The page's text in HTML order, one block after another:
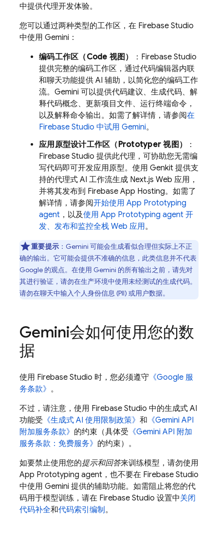
中提供代理开发体验。
您可以通过两种类型的工作区，在 Firebase Studio
中使用 Gemini ：
编码工作区（Code 视图） ： Firebase Studio
提供完整的编码工作区，通过代码编辑器内联
和聊天功能提供 AI 辅助，以简化您的编码工作
流。 Gemini 可以提供代码建议、生成代码、解
释代码概念、更新项目文件、运行终端命令，
以及解释命令输出。如需了解详情，请参阅在
Firebase Studio 中试用 Gemini。
应用原型设计工作区（Prototyper 视图）
：
Firebase Studio 提供此代理，可协助您无需编
写代码即可开发应用原型。使用 Genkit 提供支
持的代理式 AI 工作流生成 Next.js Web 应用，
并将其发布到 Firebase App Hosting。如需了
解详情，请参阅开始使用 App Prototyping
agent ，以及使用 App Prototyping agent 开
发、发布和监控全栈 Web 应用。
重要提示 ： Gemini 可能会生成看似合理但实际上不正
确的输出。它可能会提供不准确的信息，此类信息并不代表
Google 的观点。在使用 Gemini 的所有输出之前，请先对
其进行验证，请勿在生产环境中使用未经测试的生成代码。
请勿在聊天中输入个人身份信息 (PII) 或用户数据。
Gemini会如何使用您的数
据
使用 Firebase Studio 时，您必须遵守 《Google 服
务条款》 。
不过，请注意，使用 Firebase Studio 中的生成式 AI
功能受 《生成式 AI 使用限制政策》 和 《Gemini API
附加服务条款》 的约束（具体受 《Gemini API 附加
服务条款：免费服务》 的约束）。
如要禁止使用您的提示和回答来训练模型，请勿使用
App Prototyping agent ，也不要在 Firebase Studio
中使用 Gemini 提供的辅助功能。 如需阻止将您的代
码用于模型训练，请在 Firebase Studio 设置中关闭
代码补全和代码索引编制。